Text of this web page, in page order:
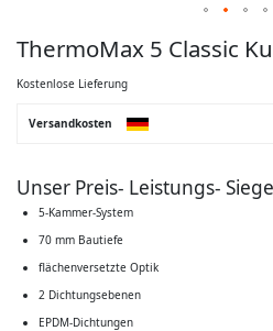
Anfang
Bildgalerie
ThermoMax 5 Classic
Kostenlose Lieferung
Versandkosten
Unser Preis- Leistungs-
5-Kammer-System
70 mm Bautiefe
flächenversetzte Optik
2 Dichtungsebenen
EPDM-Dichtungen